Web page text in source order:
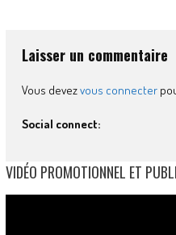
Laisser un commentaire
Vous devezvous connecter
Social connect:
VIDÉO PROMOTIONNEL ET